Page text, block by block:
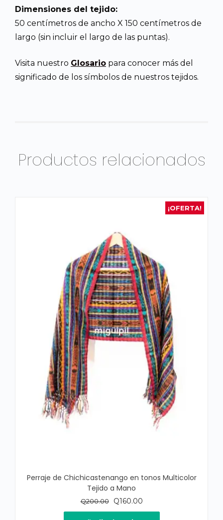
Dimensiones del tejido:
50 centímetros de ancho X 150 centímetros de
largo (sin incluir el largo de las puntas).
Visita nuestro Glosario para conocer más del
significado de los símbolos de nuestros tejidos.
Productos relacionados
¡OFERTA!
Perraje de Chichicastenango en tonos Multicolor
Tejido a Mano
Q200.00
El
precio
Q160.00El
precio